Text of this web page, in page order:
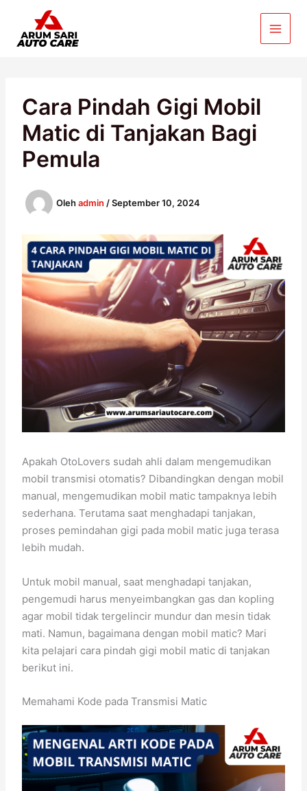
konten
Cara Pindah Gigi Mobil
Matic di Tanjakan Bagi
Pemula
Olehadmin /September 10, 2024
Apakah OtoLovers sudah ahli dalam mengemudikan
mobil transmisi otomatis? Dibandingkan dengan mobil
manual, mengemudikan mobil matic tampaknya lebih
sederhana. Terutama saat menghadapi tanjakan,
proses pemindahan gigi pada mobil matic juga terasa
lebih mudah.
Untuk mobil manual, saat menghadapi tanjakan,
pengemudi harus menyeimbangkan gas dan kopling
agar mobil tidak tergelincir mundur dan mesin tidak
mati. Namun, bagaimana dengan mobil matic? Mari
kita pelajari cara pindah gigi mobil matic di tanjakan
berikut ini.
Memahami Kode pada Transmisi Matic